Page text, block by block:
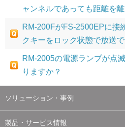
ャンネルであっても距離を
RM-200FがFS-2500EPに接
クキーをロック状態で放送で
RM-2005の電源ランプが点
りますか？
ソリューション・事例
製品・サービス情報